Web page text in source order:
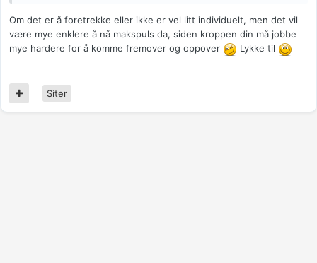
Om det er å foretrekke eller ikke er vel litt individuelt, men det vil
være mye enklere å nå makspuls da, siden kroppen din må jobbe
mye hardere for å komme fremover og oppover
Lykke til
Siter